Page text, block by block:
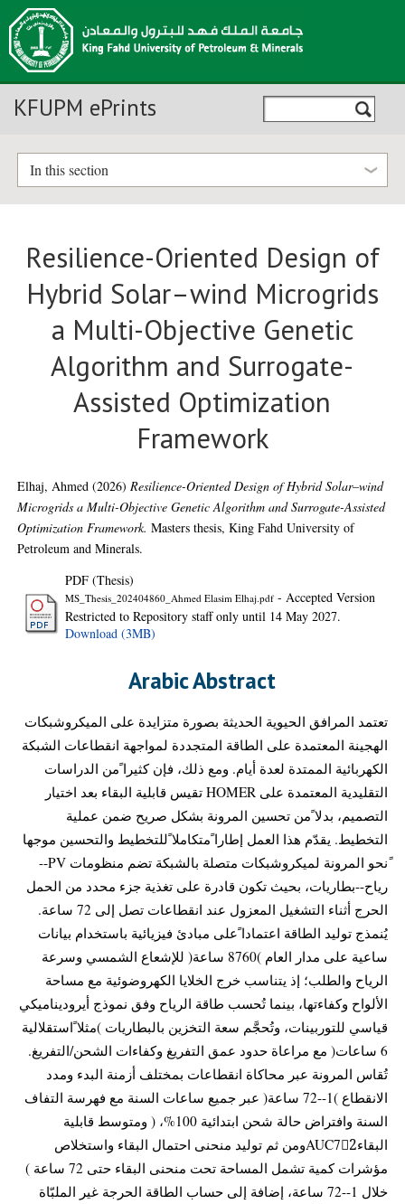
KFUPM ePrints
In this section
Resilience-Oriented Design of
Hybrid Solar–wind Microgrids
a Multi-Objective Genetic
Algorithm and Surrogate-
Assisted Optimization
Framework
Elhaj, Ahmed (2026)Resilience-Oriented Design of Hybrid Solar–wind
Microgrids a Multi-Objective Genetic Algorithm and Surrogate-Assisted
Optimization Framework. Masters thesis, King Fahd University of
Petroleum and Minerals.
PDF (Thesis)
MS_Thesis_202404860_Ahmed Elasim Elhaj.pdf - Accepted Version
Restricted to Repository staff only until 14 May 2027.
Download (3MB)
Arabic Abstract
تعتمد المرافق الحيوية الحديثة بصورة متزايدة على الميكروشبكات
الهجينة المعتمدة على الطاقة المتجددة لمواجهة انقطاعات الشبكة
الكهربائية الممتدة لعدة أيام. ومع ذلك، فإن كثيرا ًمن الدراسات
التقليدية المعتمدة على HOMER تقيس قابلية البقاء بعد اختيار
التصميم، بدلا ًمن تحسين المرونة بشكل صريح ضمن عملية
التخطيط. يقدّم هذا العمل إطارا ًمتكاملا ًللتخطيط والتحسين موجها
ًنحو المرونة لميكروشبكات متصلة بالشبكة تضم منظومات PV--
رياح--بطاريات، بحيث تكون قادرة على تغذية جزء محدد من الحمل
الحرج أثناء التشغيل المعزول عند انقطاعات تصل إلى 72 ساعة.
يُنمذج توليد الطاقة اعتمادا ًعلى مبادئ فيزيائية باستخدام بيانات
ساعية على مدار العام )8760 ساعة( للإشعاع الشمسي وسرعة
الرياح والطلب؛ إذ يتناسب خرج الخلايا الكهروضوئية مع مساحة
الألواح وكفاءتها، بينما تُحسب طاقة الرياح وفق نموذج أيروديناميكي
قياسي للتوربينات، وتُحجَّم سعة التخزين بالبطاريات )مثلا ًاستقلالية
6 ساعات( مع مراعاة حدود عمق التفريغ وكفاءات الشحن/التفريغ.
تُقاس المرونة عبر محاكاة انقطاعات بمختلف أزمنة البدء ومدد
الانقطاع )1--72 ساعة( عبر جميع ساعات السنة مع فهرسة التفاف
السنة وافتراض حالة شحن ابتدائية 100%، ( ومتوسط قابلية
البقاءAUC72ًومن ثم توليد منحنى احتمال البقاء واستخلاص
مؤشرات كمية تشمل المساحة تحت منحنى البقاء حتى 72 ساعة )
خلال 1--72 ساعة، إضافة إلى حساب الطاقة الحرجة غير الملبّاة